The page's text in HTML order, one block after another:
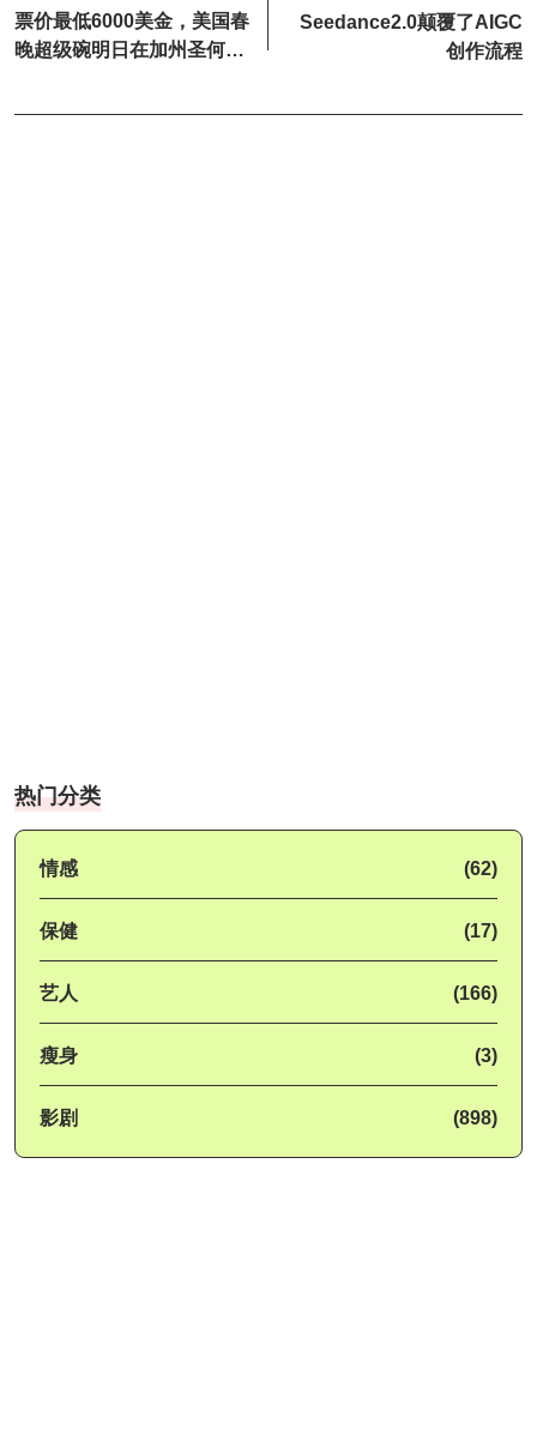
票价最低6000美金，美国春
晚超级碗明日在加州圣何塞
Seedance2.0颠覆了AIGC
创作流程
热门分类
情感 (62)
保健 (17)
艺人 (166)
瘦身 (3)
影剧 (898)